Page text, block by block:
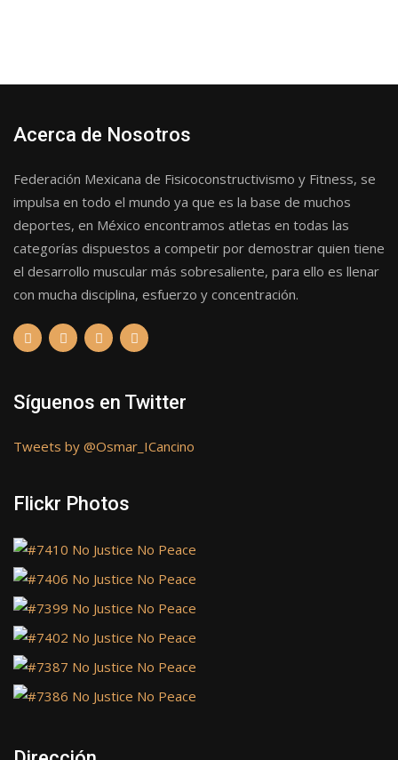
Acerca de Nosotros
Federación Mexicana de Fisicoconstructivismo y Fitness, se
impulsa en todo el mundo ya que es la base de muchos
deportes, en México encontramos atletas en todas las
categorías dispuestos a competir por demostrar quien tiene
el desarrollo muscular más sobresaliente, para ello es llenar
con mucha disciplina, esfuerzo y concentración.
Síguenos en Twitter
Tweets by @Osmar_ICancino
Flickr Photos